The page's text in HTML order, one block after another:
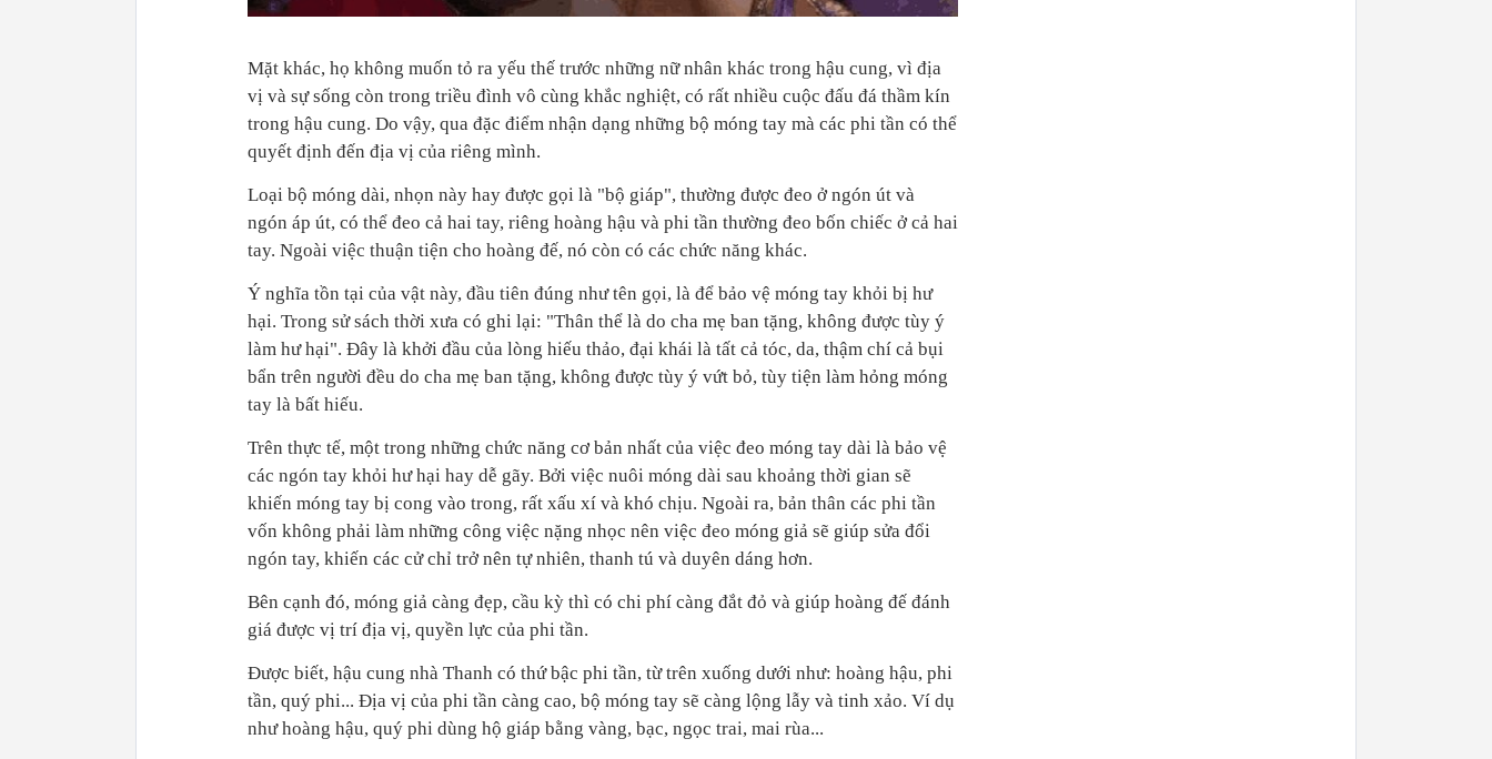
Mặt khác, họ không muốn tỏ ra yếu thế trước những nữ nhân khác trong hậu cung, vì địa
vị và sự sống còn trong triều đình vô cùng khắc nghiệt, có rất nhiều cuộc đấu đá thầm kín
trong hậu cung. Do vậy, qua đặc điểm nhận dạng những bộ móng tay mà các phi tần có thể
quyết định đến địa vị của riêng mình.
Loại bộ móng dài, nhọn này hay được gọi là "bộ giáp", thường được đeo ở ngón út và
ngón áp út, có thể đeo cả hai tay, riêng hoàng hậu và phi tần thường đeo bốn chiếc ở cả hai
tay. Ngoài việc thuận tiện cho hoàng đế, nó còn có các chức năng khác.
Ý nghĩa tồn tại của vật này, đầu tiên đúng như tên gọi, là để bảo vệ móng tay khỏi bị hư
hại. Trong sử sách thời xưa có ghi lại: "Thân thể là do cha mẹ ban tặng, không được tùy ý
làm hư hại". Đây là khởi đầu của lòng hiếu thảo, đại khái là tất cả tóc, da, thậm chí cả bụi
bẩn trên người đều do cha mẹ ban tặng, không được tùy ý vứt bỏ, tùy tiện làm hỏng móng
tay là bất hiếu.
Trên thực tế, một trong những chức năng cơ bản nhất của việc đeo móng tay dài là bảo vệ
các ngón tay khỏi hư hại hay dễ gãy. Bởi việc nuôi móng dài sau khoảng thời gian sẽ
khiến móng tay bị cong vào trong, rất xấu xí và khó chịu. Ngoài ra, bản thân các phi tần
vốn không phải làm những công việc nặng nhọc nên việc đeo móng giả sẽ giúp sửa đổi
ngón tay, khiến các cử chỉ trở nên tự nhiên, thanh tú và duyên dáng hơn.
Bên cạnh đó, móng giả càng đẹp, cầu kỳ thì có chi phí càng đắt đỏ và giúp hoàng đế đánh
giá được vị trí địa vị, quyền lực của phi tần.
Được biết, hậu cung nhà Thanh có thứ bậc phi tần, từ trên xuống dưới như: hoàng hậu, phi
tần, quý phi... Địa vị của phi tần càng cao, bộ móng tay sẽ càng lộng lẫy và tinh xảo. Ví dụ
nhưhoàng hậu, quý phi dùng hộ giáp bằng vàng, bạc, ngọc trai, mai rùa...